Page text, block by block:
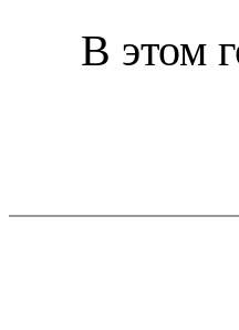
В этом